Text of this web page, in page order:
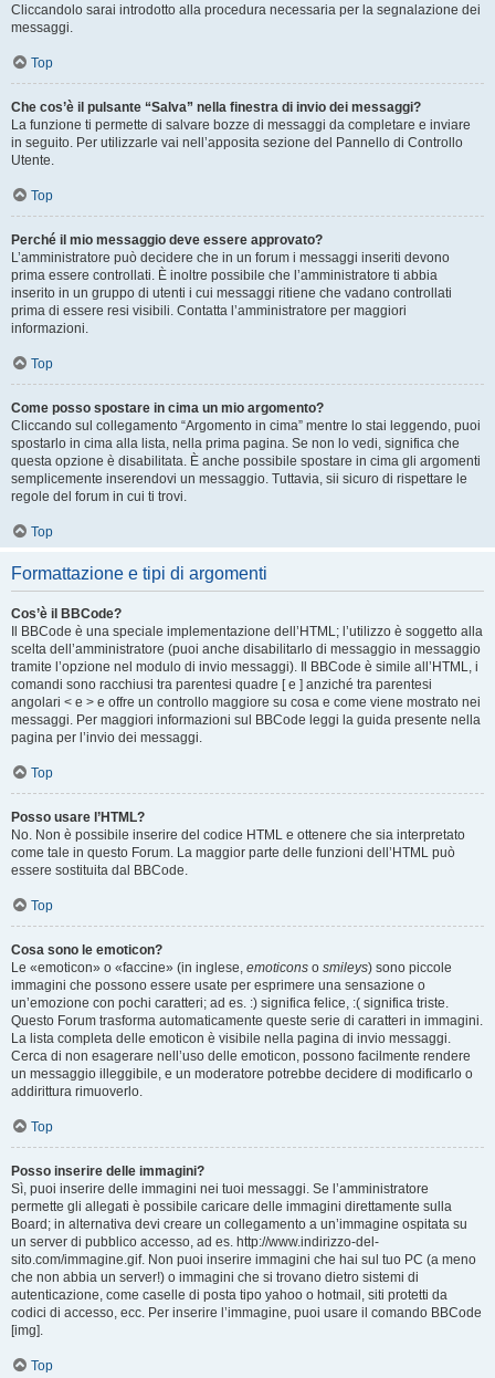
Cliccandolo sarai introdotto alla procedura necessaria per la segnalazione dei
messaggi.
Top
Che cos’è il pulsante “Salva” nella finestra di invio dei messaggi?
La funzione ti permette di salvare bozze di messaggi da completare e inviare
in seguito. Per utilizzarle vai nell’apposita sezione del Pannello di Controllo
Utente.
Top
Perché il mio messaggio deve essere approvato?
L’amministratore può decidere che in un forum i messaggi inseriti devono
prima essere controllati. È inoltre possibile che l’amministratore ti abbia
inserito in un gruppo di utenti i cui messaggi ritiene che vadano controllati
prima di essere resi visibili. Contatta l’amministratore per maggiori
informazioni.
Top
Come posso spostare in cima un mio argomento?
Cliccando sul collegamento “Argomento in cima” mentre lo stai leggendo, puoi
spostarlo in cima alla lista, nella prima pagina. Se non lo vedi, significa che
questa opzione è disabilitata. È anche possibile spostare in cima gli argomenti
semplicemente inserendovi un messaggio. Tuttavia, sii sicuro di rispettare le
regole del forum in cui ti trovi.
Top
Formattazione e tipi di argomenti
Cos’è il BBCode?
Il BBCode è una speciale implementazione dell’HTML; l’utilizzo è soggetto alla
scelta dell’amministratore (puoi anche disabilitarlo di messaggio in messaggio
tramite l’opzione nel modulo di invio messaggi). Il BBCode è simile all’HTML, i
comandi sono racchiusi tra parentesi quadre [ e ] anziché tra parentesi
angolari < e > e offre un controllo maggiore su cosa e come viene mostrato nei
messaggi. Per maggiori informazioni sul BBCode leggi la guida presente nella
pagina per l’invio dei messaggi.
Top
Posso usare l’HTML?
No. Non è possibile inserire del codice HTML e ottenere che sia interpretato
come tale in questo Forum. La maggior parte delle funzioni dell’HTML può
essere sostituita dal BBCode.
Top
Cosa sono le emoticon?
Le «emoticon» o «faccine» (in inglese, emoticons o smileys) sono piccole
immagini che possono essere usate per esprimere una sensazione o
un’emozione con pochi caratteri; ad es. :) significa felice, :( significa triste.
Questo Forum trasforma automaticamente queste serie di caratteri in immagini.
La lista completa delle emoticon è visibile nella pagina di invio messaggi.
Cerca di non esagerare nell’uso delle emoticon, possono facilmente rendere
un messaggio illeggibile, e un moderatore potrebbe decidere di modificarlo o
addirittura rimuoverlo.
Top
Posso inserire delle immagini?
Sì, puoi inserire delle immagini nei tuoi messaggi. Se l’amministratore
permette gli allegati è possibile caricare delle immagini direttamente sulla
Board; in alternativa devi creare un collegamento a un’immagine ospitata su
un server di pubblico accesso, ad es. http://www.indirizzo-del-
sito.com/immagine.gif. Non puoi inserire immagini che hai sul tuo PC (a meno
che non abbia un server!) o immagini che si trovano dietro sistemi di
autenticazione, come caselle di posta tipo yahoo o hotmail, siti protetti da
codici di accesso, ecc. Per inserire l’immagine, puoi usare il comando BBCode
[img].
Top